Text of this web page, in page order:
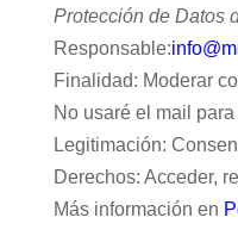
Protección de Datos
Responsable:
Finalidad: Moderar
No usaré el mail
Legitimación:
Derechos: Acceder,
Más información en